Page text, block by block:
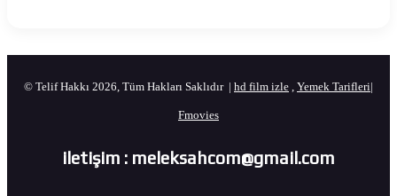
© Telif Hakkı 2026, Tüm Hakları Saklıdır | hd film izle , Yemek Tarifleri|
Fmovies
iletişim : meleksahcom@gmail.com